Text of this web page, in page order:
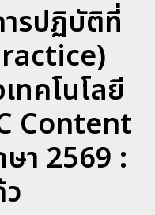
รปฏิบัติที่
ทคโนโลยี
Content
า 2569 :